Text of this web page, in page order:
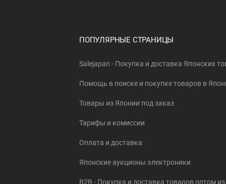
ПОПУЛЯРНЫЕ СТРАНИЦЫ
Salejapan - Покупка и доставка Японских
Помощь в поиске и покупке товаров в
Товары из Японии под заказ
Тарифы и комиссии
Оплата и доставка
Японские аукционы электроники
B2B - Покупка и доставка товаров оптом